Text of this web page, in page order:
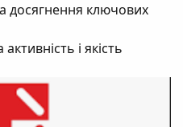
досягнення ключових
активність і якість